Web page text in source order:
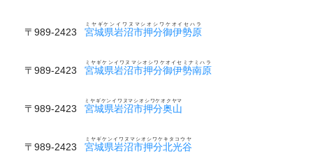
〒989-2423 宮城県岩沼市押分御伊勢原
ミヤギケンイワヌマシオシワケオイセハラ
〒989-2423 宮城県岩沼市押分御伊勢南原
ミヤギケンイワヌマシオシワケオイセミナミハラ
〒989-2423 宮城県岩沼市押分奥山
ミヤギケンイワヌマシオシワケオクヤマ
〒989-2423 宮城県岩沼市押分北光谷
ミヤギケンイワヌマシオシワケキタコウヤ